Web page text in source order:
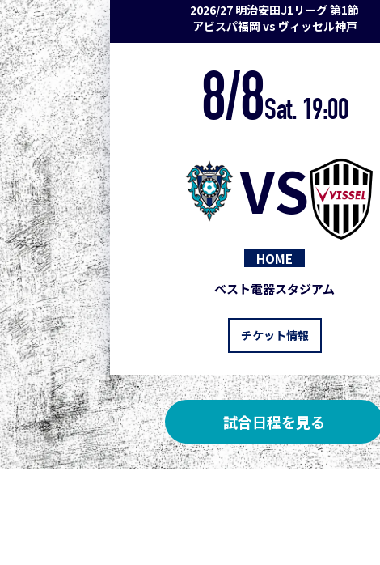
2026/27 明治安田J1リーグ 第1節
アビスパ福岡 vs ヴィッセル神戸
8/8Sat. 19:00
VS
HOME
ベスト電器スタジアム
チケット情報
試合日程を見る